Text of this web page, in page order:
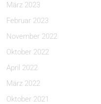
März 2023
Februar 2023
November 2022
Oktober 2022
April 2022
März 2022
Oktober 2021